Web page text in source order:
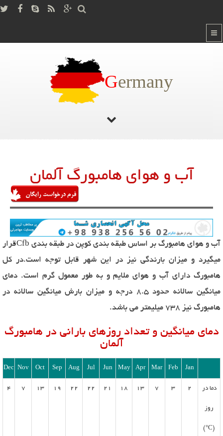
Germany
آب و هوای هامبورگ آلمان
آب و هوای هامبورگ بر اساس طبقه بندی کوپن در طبقه بندی Cfbقرار
میگیرد و میزان بارندگی نیز در این شهر قابل توجه است.در کل
هامبورگ دارای آب و هوای ملایم و به طور معمول گرم است. دمای
میانگین سالانه حدود 8.5 درجه و میزان بارش میانگین سالانه در
هامبورگ نیز 738 میلیمتر می باشد.
دمای میانگین و تعداد روزهای بارانی در هامبورگ
آلمان
Jan
Feb
Mar
Apr
May
Jun
Jul
Aug
Sep
Oct
Nov
Dec
دما در
روز
(C°)
2
3
7
13
18
21
22
22
19
13
7
4